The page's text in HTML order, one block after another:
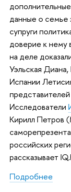
данные о семье
супруги
доверие к нему
на деле
Уэльская
Испании
Исследователи
Кирилл Петров
российских
рассказывает
Подробнее